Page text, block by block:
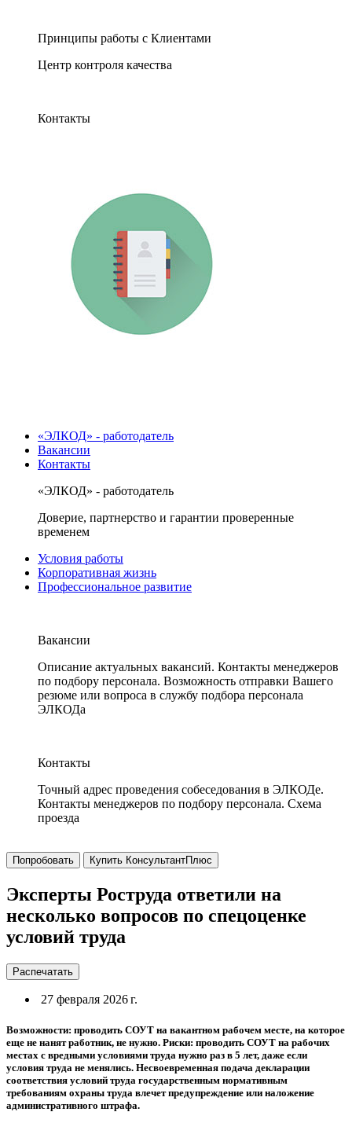
Принципы работы с Клиентами
Центр контроля качества
Контакты
«ЭЛКОД» - работодатель
Вакансии
Контакты
«ЭЛКОД» - работодатель
Доверие, партнерство и гарантии проверенные
временем
Условия работы
Корпоративная жизнь
Профессиональное развитие
Вакансии
Описание актуальных вакансий. Контакты менеджеров
по подбору персонала. Возможность отправки Вашего
резюме или вопроса в службу подбора персонала
ЭЛКОДа
Контакты
Точный адрес проведения собеседования в ЭЛКОДе.
Контакты менеджеров по подбору персонала. Схема
проезда
Попробовать Купить КонсультантПлюс
Эксперты Роструда ответили на
несколько вопросов по спецоценке
условий труда
Распечатать
27 февраля 2026 г.
Возможности: проводить СОУТ на вакантном рабочем месте, на которое
еще не нанят работник, не нужно. Риски: проводить СОУТ на рабочих
местах с вредными условиями труда нужно раз в 5 лет, даже если
условия труда не менялись. Несвоевременная подача декларации
соответствия условий труда государственным нормативным
требованиям охраны труда влечет предупреждение или наложение
административного штрафа.